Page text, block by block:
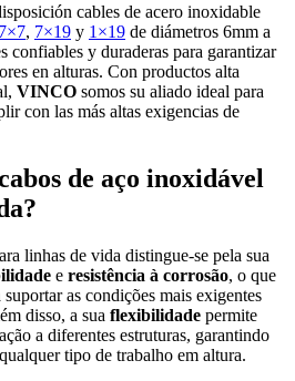
cables de acero inoxidable
7×7, 7×19 y 1×19 de diámetros 6mm a
confiables y duraderas para garantizar
en alturas. Con productos alta
VINCO somos su aliado ideal para
con las más altas exigencias de
de aço inoxidável
linhas de vida distingue-se pela sua
e resistência à corrosão, o que
as condições mais exigentes
disso, a sua flexibilidade permite
a diferentes estruturas, garantindo
tipo de trabalho em altura.